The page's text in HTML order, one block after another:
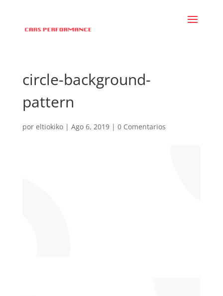
circle-background-
pattern
por eltiokiko| Ago 6, 2019| 0 Comentarios